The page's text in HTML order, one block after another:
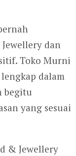
dan
Toko Murni
dalam
begitu
yang sesuai
& Jewellery